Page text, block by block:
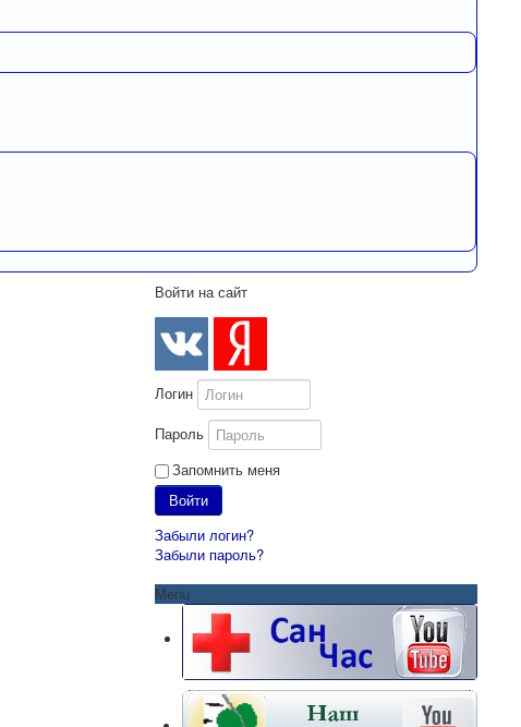
Войти на сайт
Логин
Пароль
Запомнить меня
Войти
Забыли логин?
Забыли пароль?
Menu